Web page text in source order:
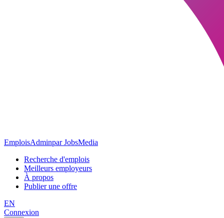
EmploisAdminpar JobsMedia
Recherche d'emplois
Meilleurs employeurs
À propos
Publier une offre
EN
Connexion